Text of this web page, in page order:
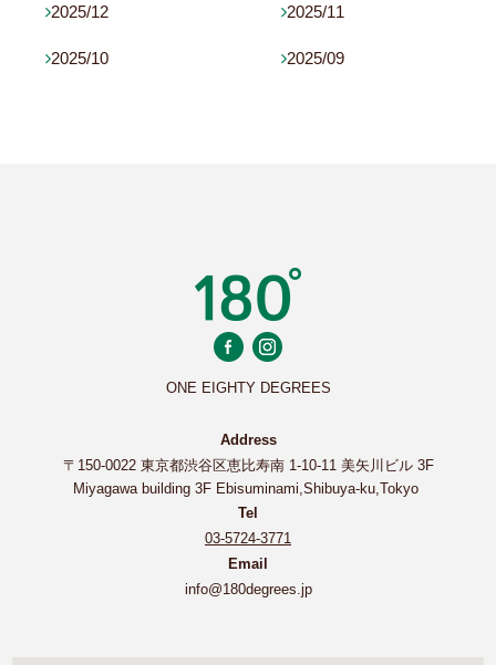
2025/12 2025/11
2025/10 2025/09
ONE EIGHTY DEGREES
Address
〒150-0022 東京都渋谷区恵比寿南 1-10-11 美矢川ビル 3F
Miyagawa building 3F Ebisuminami,Shibuya-ku,Tokyo
Tel
03-5724-3771
Email
info@180degrees.jp